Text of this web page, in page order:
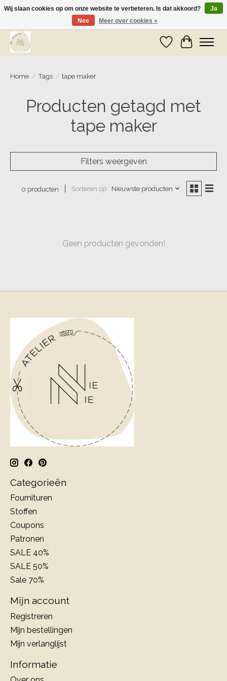
Wij zijn op vakantie! Vanaf zaterdag 9 mei worden er weer pakketjes verzonden
Verlanglijst
Home / Tags / tape maker
Producten getagd met
tape maker
Filters weergeven
0 producten Sorteren op Nieuwste producten
Geen producten gevonden!
Categorieën
Fournituren
Stoffen
Coupons
Patronen
SALE 40%
SALE 50%
Sale 70%
Mijn account
Registreren
Mijn bestellingen
Mijn verlanglijst
Informatie
Wij slaan cookies op om onze website te verbeteren. Is dat akkoord?
Ja
Nee
Meer over cookies »